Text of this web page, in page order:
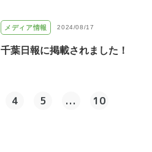
メディア情報 2024/08/17
千葉日報に掲載されました！
4 5 ... 10